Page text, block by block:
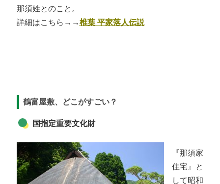
那須姓とのこと。
詳細はこちら→→椎葉 平家落人伝説
鶴富屋敷、どこがすごい？
国指定重要文化財
『那須家
住宅』と
して昭和